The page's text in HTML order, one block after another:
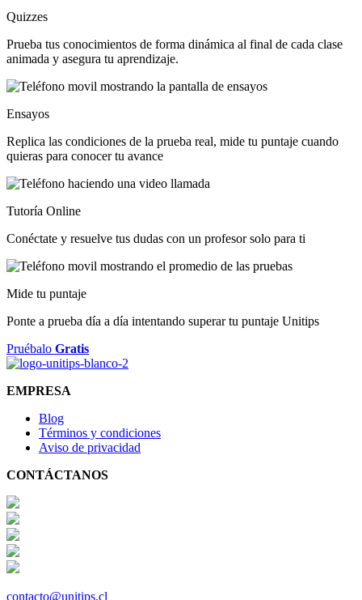
Quizzes
Prueba tus conocimientos de forma dinámica al final de cada clase
animada y asegura tu aprendizaje.
Ensayos
Replica las condiciones de la prueba real, mide tu puntaje cuando
quieras para conocer tu avance
Tutoría Online
Conéctate y resuelve tus dudas con un profesor solo para ti
Mide tu puntaje
Ponte a prueba día a día intentando superar tu puntaje Unitips
Pruébalo Gratis
EMPRESA
Blog
Términos y condiciones
Aviso de privacidad
CONTÁCTANOS
contacto@unitips.cl